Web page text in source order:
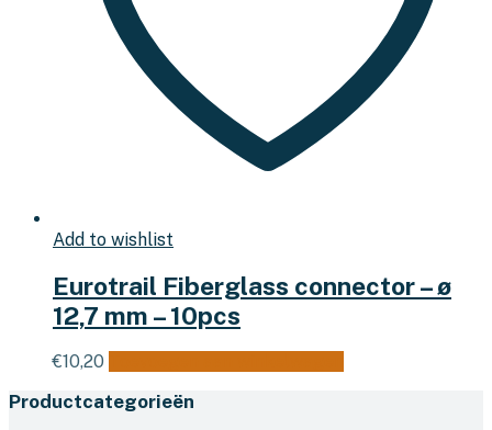
Add to wishlist
Eurotrail Fiberglass connector – ø
12,7 mm – 10pcs
€10,20
Productcategorieën